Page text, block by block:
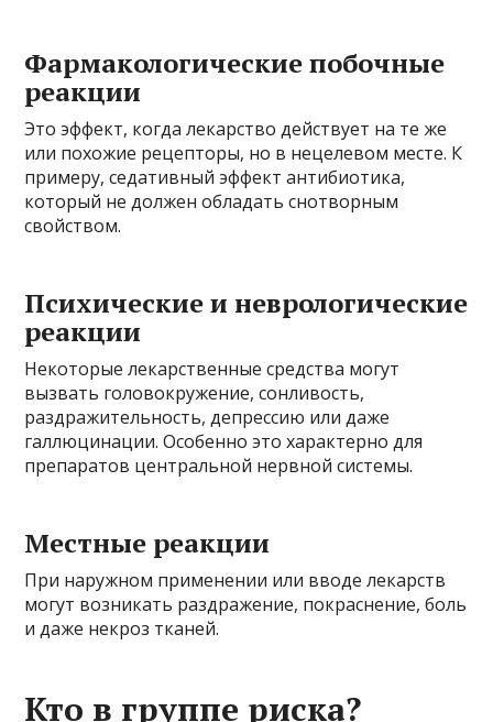
Фармакологические побочные
реакции
Это эффект, когда лекарство действует на те же
или похожие рецепторы, но в нецелевом месте. К
примеру, седативный эффект антибиотика,
который не должен обладать снотворным
свойством.
Психические и неврологические
реакции
Некоторые лекарственные средства могут
вызвать головокружение, сонливость,
раздражительность, депрессию или даже
галлюцинации. Особенно это характерно для
препаратов центральной нервной системы.
Местные реакции
При наружном применении или вводе лекарств
могут возникать раздражение, покраснение, боль
и даже некроз тканей.
Кто в группе риска?